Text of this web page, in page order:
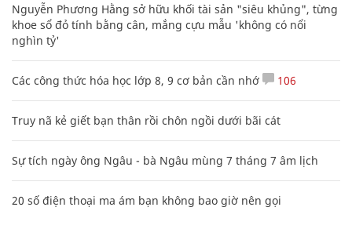
Nguyễn Phương Hằng sở hữu khối tài sản "siêu khủng", từng
khoe sổ đỏ tính bằng cân, mắng cựu mẫu 'không có nổi
nghìn tỷ'
Các công thức hóa học lớp 8, 9 cơ bản cần nhớ 106
Truy nã kẻ giết bạn thân rồi chôn ngồi dưới bãi cát
Sự tích ngày ông Ngâu - bà Ngâu mùng 7 tháng 7 âm lịch
20 số điện thoại ma ám bạn không bao giờ nên gọi